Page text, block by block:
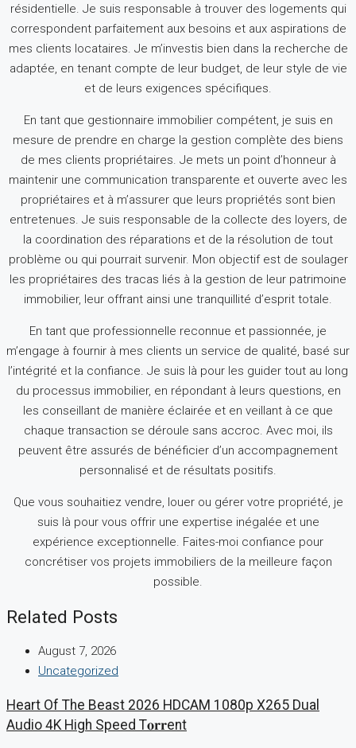
résidentielle. Je suis responsable à trouver des logements qui
correspondent parfaitement aux besoins et aux aspirations de
mes clients locataires. Je m’investis bien dans la recherche de
adaptée, en tenant compte de leur budget, de leur style de vie
et de leurs exigences spécifiques.
En tant que gestionnaire immobilier compétent, je suis en
mesure de prendre en charge la gestion complète des biens
de mes clients propriétaires. Je mets un point d’honneur à
maintenir une communication transparente et ouverte avec les
propriétaires et à m’assurer que leurs propriétés sont bien
entretenues. Je suis responsable de la collecte des loyers, de
la coordination des réparations et de la résolution de tout
problème ou qui pourrait survenir. Mon objectif est de soulager
les propriétaires des tracas liés à la gestion de leur patrimoine
immobilier, leur offrant ainsi une tranquillité d’esprit totale.
En tant que professionnelle reconnue et passionnée, je
m’engage à fournir à mes clients un service de qualité, basé sur
l’intégrité et la confiance. Je suis là pour les guider tout au long
du processus immobilier, en répondant à leurs questions, en
les conseillant de manière éclairée et en veillant à ce que
chaque transaction se déroule sans accroc. Avec moi, ils
peuvent être assurés de bénéficier d’un accompagnement
personnalisé et de résultats positifs.
Que vous souhaitiez vendre, louer ou gérer votre propriété, je
suis là pour vous offrir une expertise inégalée et une
expérience exceptionnelle. Faites-moi confiance pour
concrétiser vos projets immobiliers de la meilleure façon
possible.
Related Posts
August 7, 2026
Uncategorized
Heart Of The Beast 2026 HDCAM 1080p X265 Dual
Audio 4K High Speed T𝐨𝐫𝐫ent